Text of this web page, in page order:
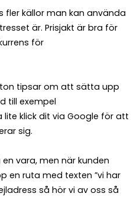
fler källor man kan använda
är. Prisjakt är bra för
för
tipsar om att sätta upp
till exempel
lite klick dit via Google för att
sig.
vara, men när kunden
en ruta med texten ”vi har
så hör vi av oss så